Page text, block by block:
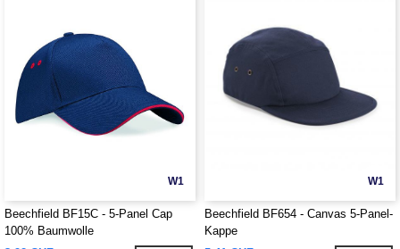
W1
Beechfield BF15C - 5-Panel Cap
100% Baumwolle
W1
Beechfield BF654 - Canvas 5-Panel-
Kappe